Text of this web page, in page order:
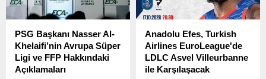
hak kazandı.
PSG Başkanı Nasser Al-
Khelaifi’nin Avrupa Süper
Ligi ve FFP Hakkındaki
Açıklamaları
Anadolu Efes, Turkish
Airlines EuroLeague'de
LDLC Asvel Villeurbanne
ile Karşılaşacak